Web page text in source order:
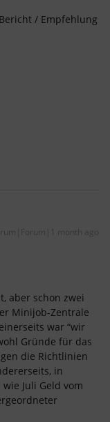
/ Empfehlung
month ago
aber schon zwei
Minijob-Zentrale
war “wir
Gründe für das
die Richtlinien
in
Juli Geld vom